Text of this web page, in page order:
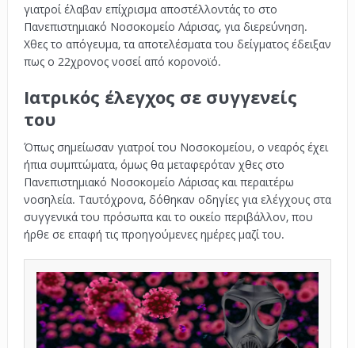
γιατροί έλαβαν επίχρισμα αποστέλλοντάς το στο
Πανεπιστημιακό Νοσοκομείο Λάρισας, για διερεύνηση.
Χθες το απόγευμα, τα αποτελέσματα του δείγματος έδειξαν
πως ο 22χρονος νοσεί από κορονοϊό.
Ιατρικός έλεγχος σε συγγενείς
του
Όπως σημείωσαν γιατροί του Νοσοκομείου, ο νεαρός έχει
ήπια συμπτώματα, όμως θα μεταφερόταν χθες στο
Πανεπιστημιακό Νοσοκομείο Λάρισας και περαιτέρω
νοσηλεία. Ταυτόχρονα, δόθηκαν οδηγίες για ελέγχους στα
συγγενικά του πρόσωπα και το οικείο περιβάλλον, που
ήρθε σε επαφή τις προηγούμενες ημέρες μαζί του.